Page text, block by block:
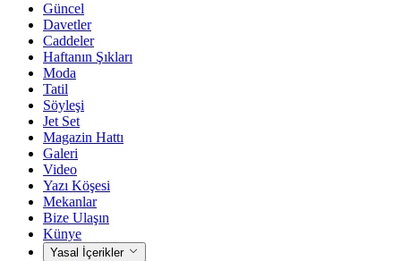
Güncel
Davetler
Caddeler
Haftanın Şıkları
Moda
Tatil
Söyleşi
Jet Set
Magazin Hattı
Galeri
Video
Yazı Köşesi
Mekanlar
Bize Ulaşın
Künye
Yasal İçerikler